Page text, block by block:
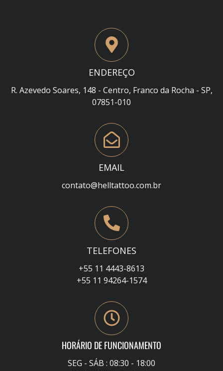
ENDEREÇO
R. Azevedo Soares, 148 - Centro, Franco da Rocha - SP,
07851-010
EMAIL
contato@helltattoo.com.br
TELEFONES
+55 11 4443-8613
+55 11 94264-1574
HORÁRIO DE FUNCIONAMENTO
SEG - SÁB : 08:30 - 18:00